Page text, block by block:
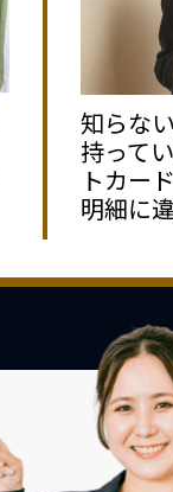
知らな
持って
トカー
明細に